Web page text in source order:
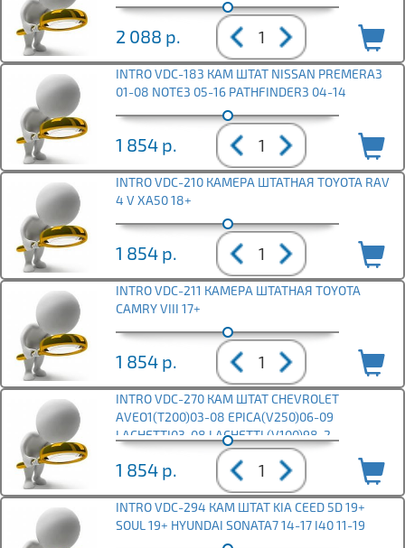
2 088 р.
INTRO VDC-183 КАМ ШТАТ NISSAN PREMERA3
01-08 NOTE3 05-16 PATHFINDER3 04-14
1 854 р.
INTRO VDC-210 КАМЕРА ШТАТНАЯ TOYOTA RAV
4 V XA50 18+
1 854 р.
INTRO VDC-211 КАМЕРА ШТАТНАЯ TOYOTA
CAMRY VIII 17+
1 854 р.
INTRO VDC-270 КАМ ШТАТ CHEVROLET
AVEO1(T200)03-08 EPICA(V250)06-09
LACHETTI03-08 LACHETTI (V100)98-2
1 854 р.
INTRO VDC-294 КАМ ШТАТ KIA CEED 5D 19+
SOUL 19+ HYUNDAI SONATA7 14-17 I40 11-19